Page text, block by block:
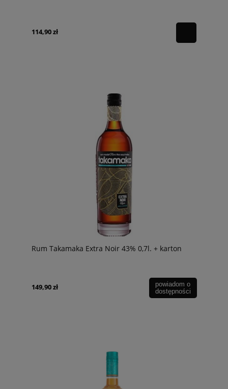
114,90 zł
Rum Takamaka Extra Noir 43% 0,7l. + karton
149,90 zł
powiadom o
dostępności